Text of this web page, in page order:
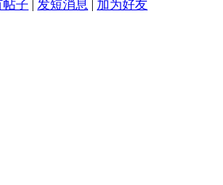
帖子 | 发短消息 | 加为好友